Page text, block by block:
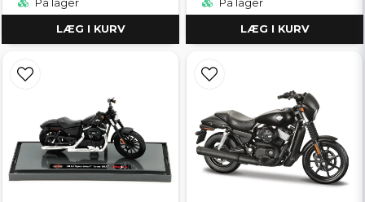
På lager
LÆG I KURV
På lager
LÆG I KURV